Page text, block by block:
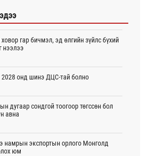
гар бичмэл, эд өлгийн зүйлс бүхий
нээлээ
2028 онд шинэ ДЦС-тай болно
дугаар сондгой тоогоор төгссөн бол
авна
намрын экспортын орлого Монголд
юм